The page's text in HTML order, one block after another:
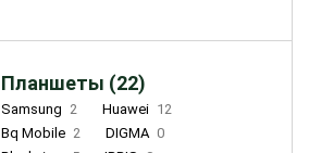
Планшеты (22)
Samsung 2 Huawei 12
Bq Mobile 2 DIGMA 0